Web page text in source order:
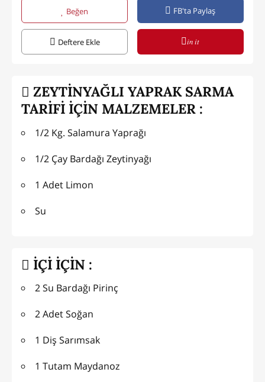
Beğen FB'ta Paylaş
Deftere Ekle in it
ZEYTİNYAĞLI YAPRAK SARMA
TARİFİ İÇİN MALZEMELER :
1/2 Kg. Salamura Yaprağı
1/2 Çay Bardağı Zeytinyağı
1 Adet Limon
Su
İÇİ İÇİN :
2 Su Bardağı Pirinç
2 Adet Soğan
1 Diş Sarımsak
1 Tutam Maydanoz